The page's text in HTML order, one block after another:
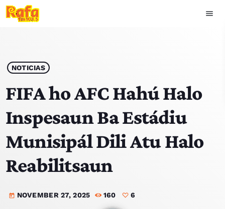
menu
play_arrow OUVIR RAFA
HOME
NOTISIA
EKIPA
TOP 15
NOTICIAS
FIFA ho AFC Hahú Halo
Inspesaun Ba Estádiu
Munisipál Dili Atu Halo
Reabilitsaun
today NOVEMBER 27, 2025 160 6